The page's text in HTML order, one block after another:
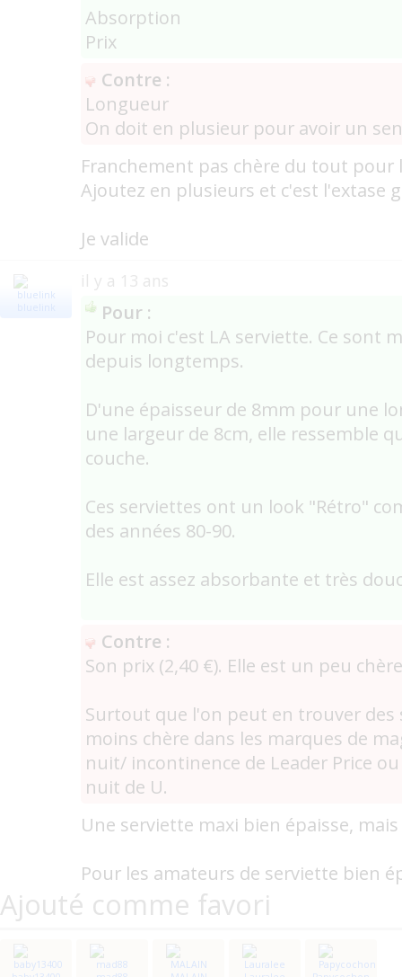
Absorption
Prix
Contre :
Longueur
On doit en plusieur pour avoir un
Franchement pas chère du tout pour
Ajoutez en plusieurs et c'est l'extase
Je valide
bluelink
il y a 13 ans
Pour :
Pour moi c'est LA serviette. Ce sont
depuis longtemps.
D'une épaisseur de 8mm pour une
une largeur de 8cm, elle ressemble
couche.
Ces serviettes ont un look "Rétro"
des années 80-90.
Elle est assez absorbante et très
Contre :
Son prix (2,40 €). Elle est un peu
Surtout que l'on peut en trouver
moins chère dans les marques de
nuit/ incontinence de Leader Price
nuit de U.
Une serviette maxi bien épaisse,
Pour les amateurs de serviette bien
Ajouté comme favori